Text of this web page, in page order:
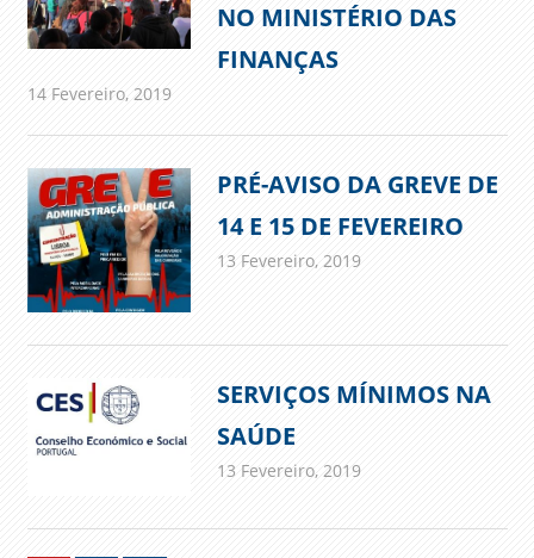
NO MINISTÉRIO DAS
FINANÇAS
14 Fevereiro, 2019admin
Comunicados
PRÉ-AVISO DA GREVE DE
14 E 15 DE FEVEREIRO
13 Fevereiro, 2019
SERVIÇOS MÍNIMOS NA
SAÚDE
13 Fevereiro, 2019